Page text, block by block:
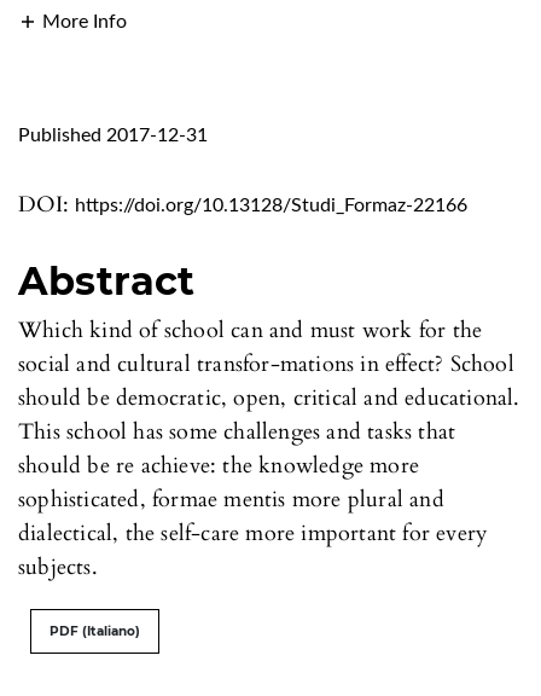
More Info
DOI: https://doi.org/10.13128/Studi_Formaz-22166
Published 2017-12-31
Abstract
Which kind of school can and must work for the
social and cultural transfor-mations in effect? School
should be democratic, open, critical and educational.
This school has some challenges and tasks that
should be re achieve: the knowledge more
sophisticated, formae mentis more plural and
dialectical, the self-care more important for every
subjects.
PDF (Italiano)